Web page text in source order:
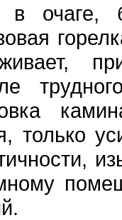
очаге,
только